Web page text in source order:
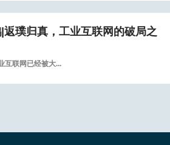
返璞归真，工业互联网的破局之
互联网已经被大...